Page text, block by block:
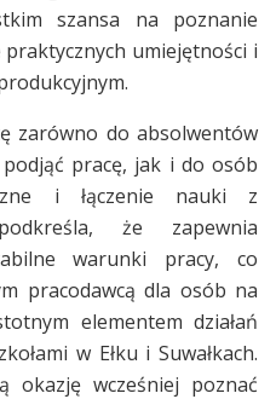
szansa na poznanie
umiejętności i
zarówno do absolwentów
pracę, jak i do osób
i łączenie nauki z
że zapewnia
warunki pracy, co
pracodawcą dla osób na
elementem działań
w Ełku i Suwałkach.
okazję wcześniej poznać